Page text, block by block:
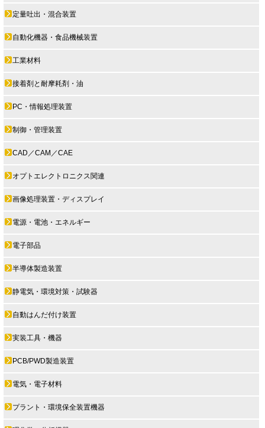
定量吐出・混合装置
自動化機器・食品機械装置
工業材料
接着剤と耐摩耗剤・油
PC・情報処理装置
制御・管理装置
CAD／CAM／CAE
オプトエレクトロニクス関連
画像処理装置・ディスプレイ
電源・電池・エネルギー
電子部品
半導体製造装置
静電気・環境対策・試験器
自動はんだ付け装置
実装工具・機器
PCB/PWD製造装置
電気・電子材料
プラント・環境保全装置機器